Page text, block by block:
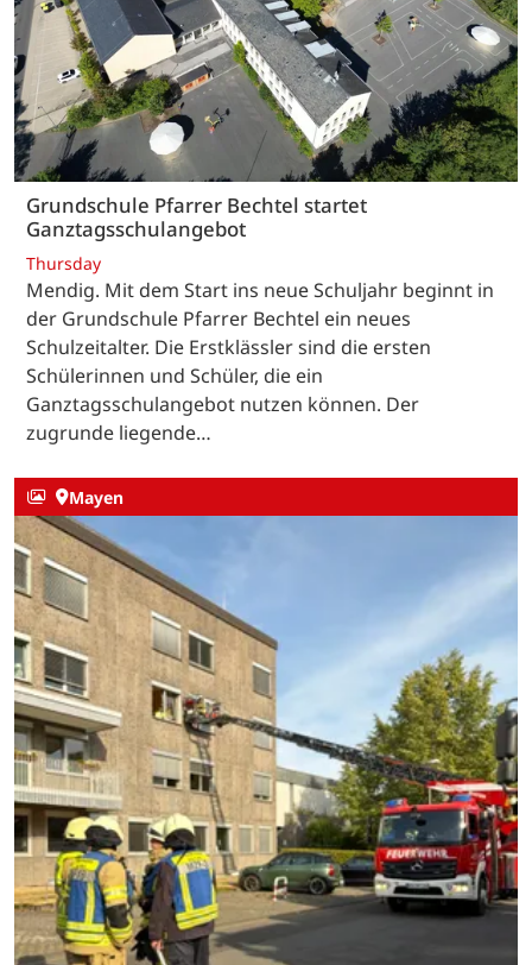
Grundschule Pfarrer Bechtel startet
Ganztagsschulangebot
Thursday
Mendig. Mit dem Start ins neue Schuljahr beginnt in
der Grundschule Pfarrer Bechtel ein neues
Schulzeitalter. Die Erstklässler sind die ersten
Schülerinnen und Schüler, die ein
Ganztagsschulangebot nutzen können. Der
zugrunde liegende…
Mayen